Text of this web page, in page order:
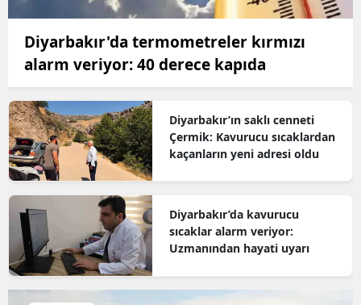
Diyarbakır'da termometreler kırmızı
alarm veriyor: 40 derece kapıda
Diyarbakır’ın saklı cenneti
Çermik: Kavurucu sıcaklardan
kaçanların yeni adresi oldu
Diyarbakır’da kavurucu
sıcaklar alarm veriyor:
Uzmanından hayati uyarı